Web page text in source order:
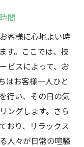
タイルの新基
実現プロセス
いスタイル
会う
自分
己発見の旅
間
客様に心地よい時
す。ここでは、技
ビスによって、お
はお客様一人ひと
行い、その日の気
ングします。さら
おり、リラックス
人々が日常の喧騒